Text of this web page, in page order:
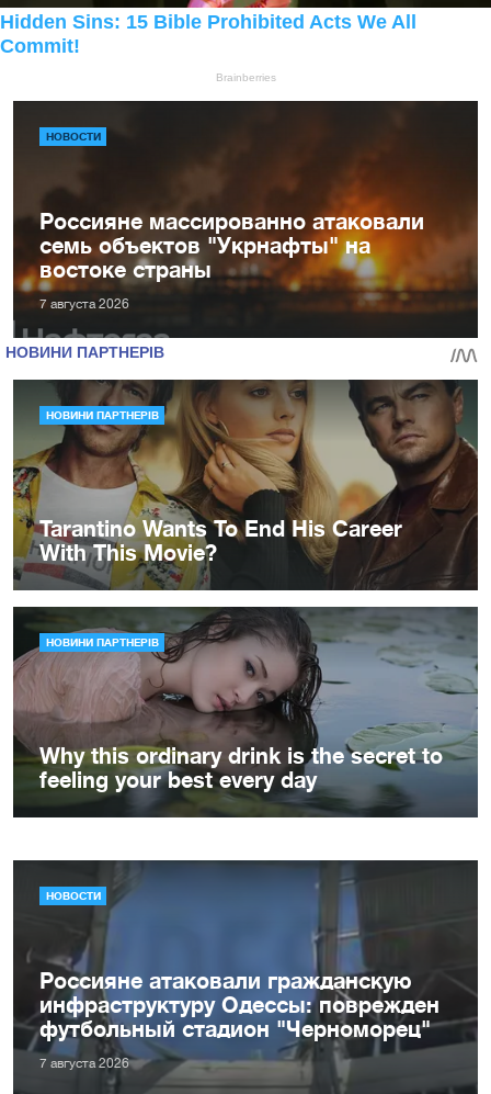
НОВОСТИ
Россияне массированно атаковали
семь объектов "Укрнафты" на
востоке страны
7 августа 2026
НОВОСТИ
Россияне атаковали гражданскую
инфраструктуру Одессы: поврежден
футбольный стадион "Черноморец"
7 августа 2026